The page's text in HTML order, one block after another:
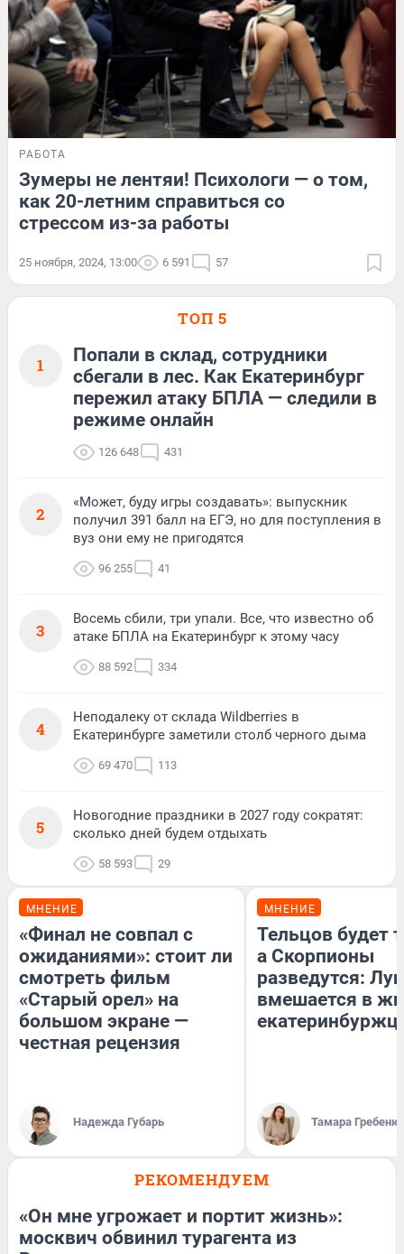
РАБОТА
Зумеры не лентяи! Психологи — о том,
как 20-летним справиться со
стрессом из-за работы
25 ноября, 2024, 13:00 6 591 57
ТОП 5
1
Попали в склад, сотрудники
сбегали в лес. Как Екатеринбург
пережил атаку БПЛА — следили в
режиме онлайн
126 648 431
2
«Может, буду игры создавать»: выпускник
получил 391 балл на ЕГЭ, но для поступления в
вуз они ему не пригодятся
96 255 41
3
Восемь сбили, три упали. Все, что известно об
атаке БПЛА на Екатеринбург к этому часу
88 592 334
4
Неподалеку от склада Wildberries в
Екатеринбурге заметили столб черного дыма
69 470 113
5
Новогодние праздники в 2027 году сократят:
сколько дней будем отдыхать
58 593 29
МНЕНИЕ
«Финал не совпал с
ожиданиями»: стоит ли
смотреть фильм
«Старый орел» на
большом экране —
честная рецензия
Надежда Губарь
МНЕНИЕ
Тельцов будет
а Скорпионы
разведутся:
вмешается в
Тамара
РЕКОМЕНДУЕМ
«Он мне угрожает и портит жизнь»:
москвич обвинил турагента из